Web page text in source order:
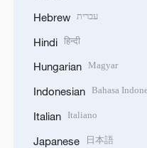
Hebrew עברית
Hindi हिन्दी
Hungarian Magyar
Indonesian Bahasa
Italian Italiano
Japanese 日本語